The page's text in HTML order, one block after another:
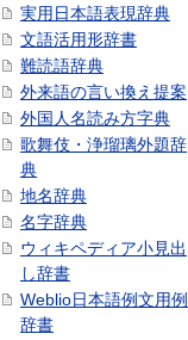
実用日本語表現辞典
文語活用形辞書
難読語辞典
外来語の言い換え提案
外国人名読み方字典
歌舞伎・浄瑠璃外題辞
典
地名辞典
名字辞典
ウィキペディア小見出
し辞書
Weblio日本語例文用例
辞書